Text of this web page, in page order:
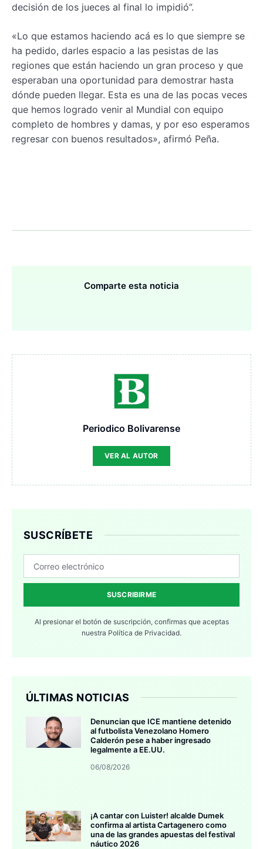
decisión de los jueces al final lo impidió”.
«Lo que estamos haciendo acá es lo que siempre se
ha pedido, darles espacio a las pesistas de las
regiones que están haciendo un gran proceso y que
esperaban una oportunidad para demostrar hasta
dónde pueden llegar. Esta es una de las pocas veces
que hemos logrado venir al Mundial con equipo
completo de hombres y damas, y por eso esperamos
regresar con buenos resultados», afirmó Peña.
Comparte esta noticia
Periodico Bolivarense
VER AL AUTOR
SUSCRÍBETE
SUSCRIBIRME
Al presionar el botón de suscripción, confirmas que aceptas
nuestra Política de Privacidad.
ÚLTIMAS NOTICIAS
Denuncian que ICE mantiene detenido
al futbolista Venezolano Homero
Calderón pese a haber ingresado
legalmente a EE.UU.
06/08/2026
¡A cantar con Luister! alcalde Dumek
confirma al artista Cartagenero como
una de las grandes apuestas del festival
náutico 2026